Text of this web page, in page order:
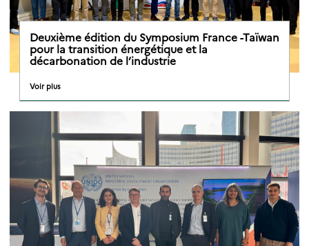
Deuxième édition du Symposium France -Taïwan
pour la transition énergétique et la
décarbonation de l’industrie
Voir plus